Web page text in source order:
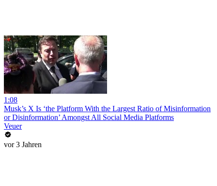
1:08
Musk’s X Is ‘the Platform With the Largest Ratio of Misinformation
or Disinformation’ Amongst All Social Media Platforms
Veuer
vor 3 Jahren